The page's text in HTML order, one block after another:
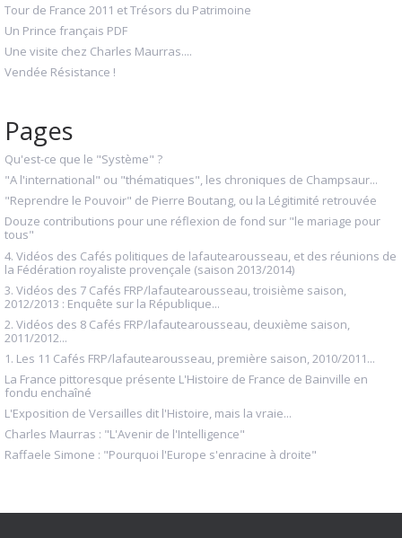
Tour de France 2011 et Trésors du Patrimoine
Un Prince français PDF
Une visite chez Charles Maurras....
Vendée Résistance !
Pages
Qu'est-ce que le "Système" ?
"A l'international" ou "thématiques", les chroniques de Champsaur...
"Reprendre le Pouvoir" de Pierre Boutang, ou la Légitimité retrouvée
Douze contributions pour une réflexion de fond sur "le mariage pour
tous"
4. Vidéos des Cafés politiques de lafautearousseau, et des réunions de
la Fédération royaliste provençale (saison 2013/2014)
3. Vidéos des 7 Cafés FRP/lafautearousseau, troisième saison,
2012/2013 : Enquête sur la République...
2. Vidéos des 8 Cafés FRP/lafautearousseau, deuxième saison,
2011/2012...
1. Les 11 Cafés FRP/lafautearousseau, première saison, 2010/2011...
La France pittoresque présente L'Histoire de France de Bainville en
fondu enchaîné
L'Exposition de Versailles dit l'Histoire, mais la vraie...
Charles Maurras : "L'Avenir de l'Intelligence"
Raffaele Simone : "Pourquoi l'Europe s'enracine à droite"